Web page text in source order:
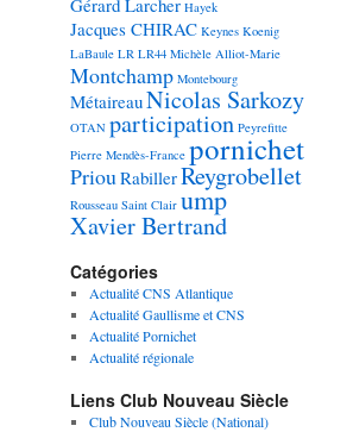
Gérard Larcher Hayek
Jacques CHIRAC Keynes Koenig
LaBaule LR LR44 Michèle Alliot-Marie
Montchamp Montebourg
MétaireauNicolas Sarkozy
OTAN participation Peyrefitte
Pierre Mendès-France pornichet
PriouRabillerReygrobellet
Rousseau Saint Clair ump
Xavier Bertrand
Catégories
Actualité CNS Atlantique
Actualité Gaullisme et CNS
Actualité Pornichet
Actualité régionale
Liens Club Nouveau Siècle
Club Nouveau Siècle (National)